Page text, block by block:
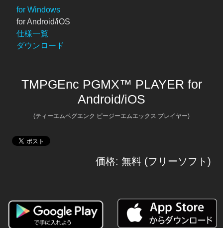
for Windows
for Android/iOS
仕様一覧
ダウンロード
TMPGEnc PGMX™ PLAYER for
Android/iOS
(ティーエムペグエンク ピージーエムエックス プレイヤー)
価格: 無料 (フリーソフト)